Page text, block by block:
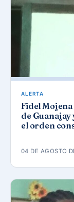
ALERTA
Fidel
de
el orden
04 DE AGOSTO